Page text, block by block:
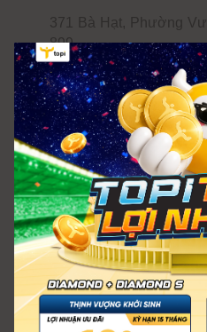
371 Bà Hạt, Phường
899
69/2/29 Nguyễn Gia
Tây - 0938 302 899
Gian 18 - 19, Lô B1-
Vincom Center Đồng
ĐT: 0336 302 899
Helios nổi bật trong giới
vụ nam giới – một phân
Nam. Ra đời năm 2016,
tập bạc S925 thủ công
mẽ và phong trần. Dù vậy,
giới yêu thích sự cá tính.
nhẫn, vòng tay hay dây
thì Helios là lựa chọn đáng